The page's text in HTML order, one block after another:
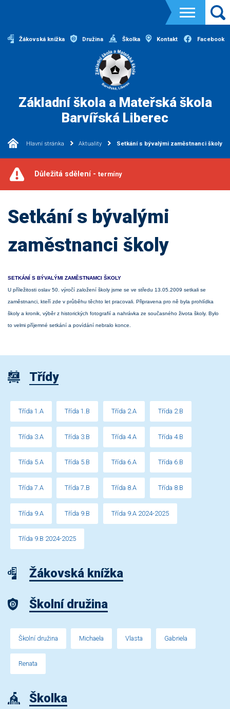
Žákovská knížka Družina Školka Kontakt Facebook
Základní škola a Mateřská škola
Barvířská Liberec
Hlavní stránka Aktuality Setkání s bývalými zaměstnanci školy
Důležitá sdělení - termíny
Setkání s bývalými
zaměstnanci školy
SETKÁNÍ S BÝVALÝMI ZAMĚSTNAMCI ŠKOLY
U příležitosti oslav 50. výročí založení školy jsme se ve středu 13.05.2009 setkali se
zaměstnanci, kteří zde v průběhu těchto let pracovali. Připravena pro ně byla prohlídka
školy a kronik, výběr z historických fotografií a nahrávka ze současného života školy. Bylo
to velmi příjemné setkání a povídání nebralo konce.
Třídy
Třída 1.A Třída 1.B Třída 2.A Třída 2.B
Třída 3.A Třída 3.B Třída 4.A Třída 4.B
Třída 5.A Třída 5.B Třída 6.A Třída 6.B
Třída 7.A Třída 7.B Třída 8.A Třída 8.B
Třída 9.A Třída 9.B Třída 9.A 2024-2025
Třída 9.B 2024-2025
Žákovská knížka
Školní družina
Školní družina Michaela Vlasta Gabriela
Renata
Školka